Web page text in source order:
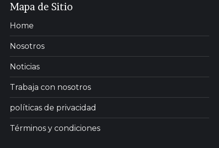
Mapa de Sitio
Home
Nosotros
Noticias
Trabaja con nosotros
políticas de privacidad
Términos y condiciones